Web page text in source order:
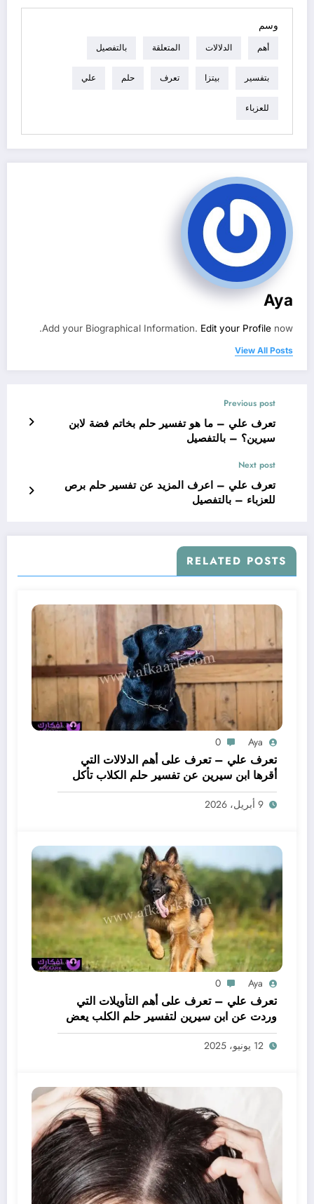
وسم
أهم الدلالات المتعلقة بالتفصيل
بتفسير بيتزا تعرف حلم علي
للعزباء
Aya
Add your Biographical Information. Edit your Profile now.
View All Posts
Previous post
تعرف علي – ما هو تفسير حلم بخاتم فضة لابن
سيرين؟ – بالتفصيل
Next post
تعرف علي – اعرف المزيد عن تفسير حلم برص
للعزباء – بالتفصيل
RELATED POSTS
Aya
0
تعرف علي – تعرف على أهم الدلالات التي
أقرها ابن سيرين عن تفسير حلم الكلاب تأكل
لحم – بالتفصيل
9 أبريل، 2026
Aya
0
تعرف علي – تعرف على أهم التأويلات التي
وردت عن ابن سيرين لتفسير حلم الكلب يعض
يدي – بالتفصيل
12 يونيو، 2025